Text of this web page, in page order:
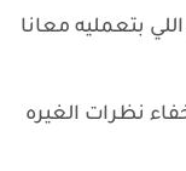
بتعمليه معانا
نظرات الغيره